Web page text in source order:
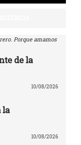
Porque amamos
de la
10/08/2026
la
10/08/2026